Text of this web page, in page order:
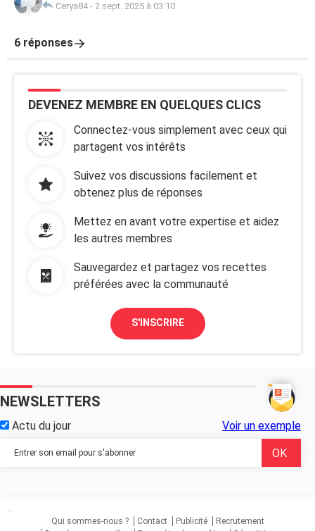
Cerya84- 2 sept. 2025 à 03:10
6 réponses
DEVENEZ MEMBRE EN QUELQUES CLICS
Connectez-vous simplement avec ceux qui
partagent vos intérêts
Suivez vos discussions facilement et
obtenez plus de réponses
Mettez en avant votre expertise et aidez
les autres membres
Sauvegardez et partagez vos recettes
préférées avec la communauté
S'INSCRIRE
NEWSLETTERS
Actu du jour Voir un exemple
...
Qui sommes-nous ?
Contact Publicité
Recrutement